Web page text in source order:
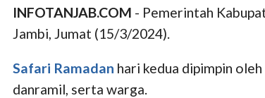
INFOTANJAB.COM - Pemerintah
Jambi, Jumat (15/3/2024).
Safari Ramadan hari kedua dipimpin oleh
danramil, serta warga.